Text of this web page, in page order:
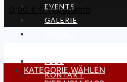
EVENTS
GALERIE
KONTAKT
0,00 Warenkorb
KATEGORIE WÄHLEN